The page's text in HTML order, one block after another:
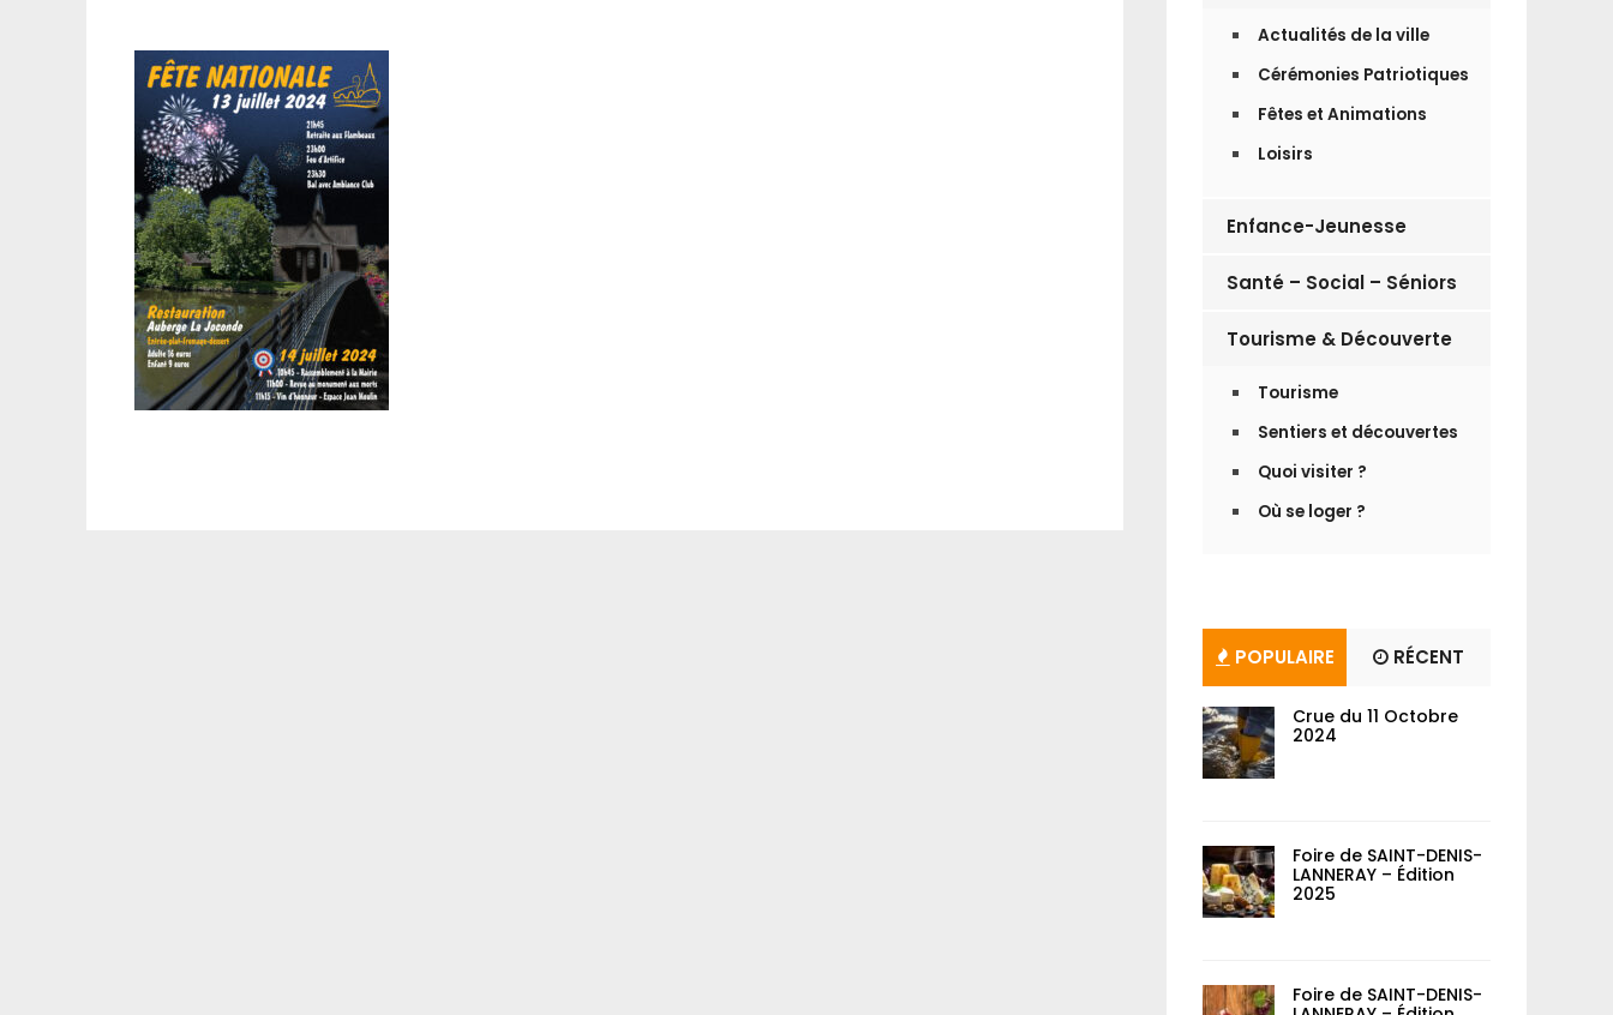
Actualités de la ville
Cérémonies Patriotiques
Fêtes et Animations
Loisirs
Enfance-Jeunesse
Santé – Social – Séniors
Tourisme & Découverte
Tourisme
Sentiers et découvertes
Quoi visiter ?
Où se loger ?
POPULAIRE RÉCENT
Crue du 11 Octobre
2024
Foire de SAINT-DENIS-
LANNERAY – Édition
2025
Foire de SAINT-DENIS-